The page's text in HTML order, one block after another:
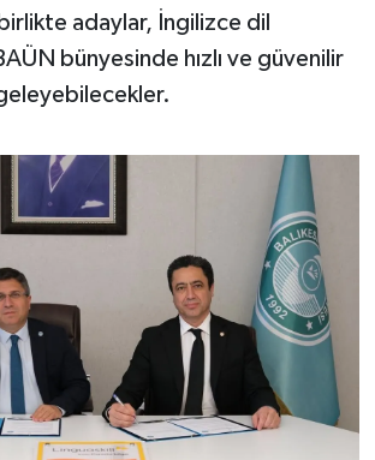
adaylar, İngilizce dil
bünyesinde hızlı ve güvenilir